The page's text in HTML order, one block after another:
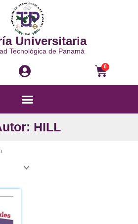
Universitaria
Tecnológica de Panamá
0
Menú
HILL
El
actual